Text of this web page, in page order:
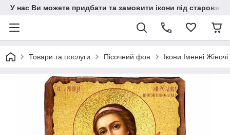
У нас Ви можете придбати та замовити ікони під
Товари та послуги Пісочний фон Ікони Іменні Жіночі